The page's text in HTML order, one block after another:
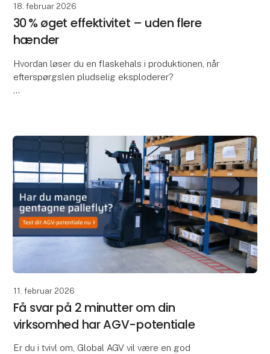
18. februar 2026
30 % øget effektivitet – uden flere
hænder
Hvordan løser du en flaskehals i produktionen, når
efterspørgslen pludselig eksploderer?
11. februar 2026
Få svar på 2 minutter om din
virksomhed har AGV-potentiale
Er du i tvivl om, Global AGV vil være en god